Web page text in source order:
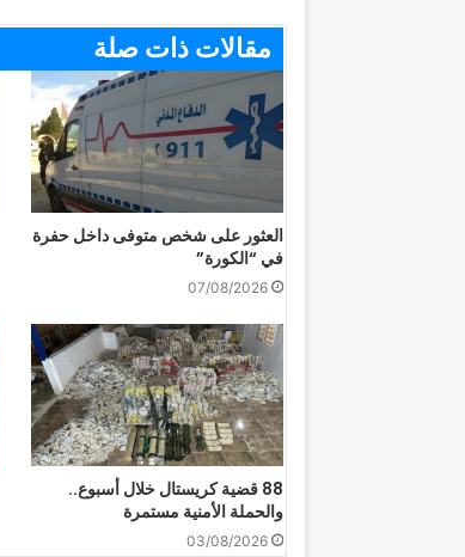
مقالات ذات صلة
العثور على شخص متوفى داخل حفرة
في “الكورة”
07/08/2026
88 قضية كريستال خلال أسبوع..
والحملة الأمنية مستمرة
03/08/2026